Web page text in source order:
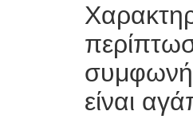
είναι